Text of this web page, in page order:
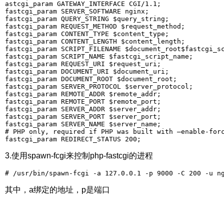
astcgi_param GATEWAY_INTERFACE CGI/1.1;
fastcgi_param SERVER_SOFTWARE nginx;
fastcgi_param QUERY_STRING $query_string;
fastcgi_param REQUEST_METHOD $request_method;
fastcgi_param CONTENT_TYPE $content_type;
fastcgi_param CONTENT_LENGTH $content_length;
fastcgi_param SCRIPT_FILENAME
fastcgi_param SCRIPT_NAME $fastcgi_script_name;
fastcgi_param REQUEST_URI $request_uri;
fastcgi_param DOCUMENT_URI $document_uri;
fastcgi_param DOCUMENT_ROOT $document_root;
fastcgi_param SERVER_PROTOCOL $server_protocol;
fastcgi_param REMOTE_ADDR $remote_addr;
fastcgi_param REMOTE_PORT $remote_port;
fastcgi_param SERVER_ADDR $server_addr;
fastcgi_param SERVER_PORT $server_port;
fastcgi_param SERVER_NAME $server_name;
# PHP only, required if PHP was built with –enable-
fastcgi_param REDIRECT_STATUS 200;
3.使用spawn-fcgi来控制php-fastcgi的进程
# /usr/bin/spawn-fcgi -a 127.0.0.1 -p 9000 -C 200 -
其中，a绑定的地址，p是端口